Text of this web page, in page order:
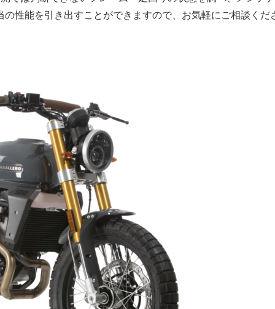
性能を引き出すことができますので、お気軽にご相談くだ